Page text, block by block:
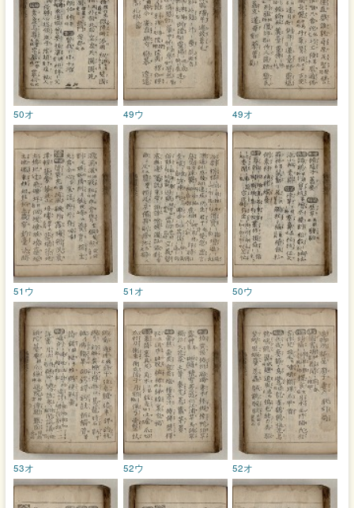
49オ
49ウ
50オ
50ウ
51オ
51ウ
52オ
52ウ
53オ